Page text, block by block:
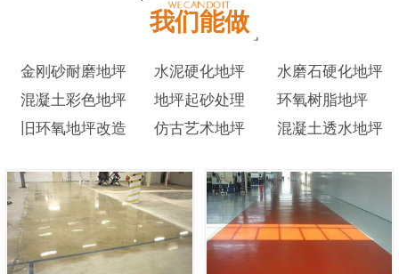
我们能做
金刚砂耐磨地坪 水泥硬化地坪
水磨石硬化地坪
混凝土彩色地坪
地坪起砂处理
环氧树脂地坪
旧环氧地坪改造
仿古艺术地坪 混凝土透水地坪